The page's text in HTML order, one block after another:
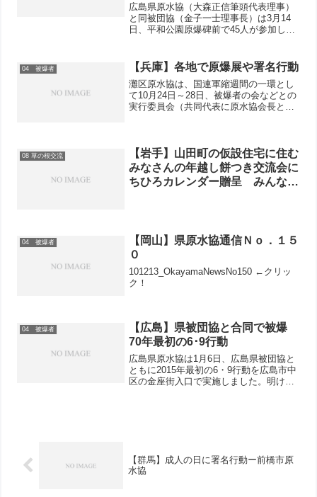
広島県原水協（大森正信筆頭代表理事）
と同被団協（金子一士理事長）は3月14
日、平和公園原爆碑前で45人が参加し
座り込みをしました。大森筆頭代表理事
は、「核抑止力」論...
04 被爆者 【兵庫】各地で原爆展や署名行動
灘区原水協は、国連軍縮週間の一環とし
て10月24日～28日、被爆者の会などとの
実行委員会（共同代表に原水協会長と神
案内を行いました。...
08 草の根交流
【岩手】山田町の仮設住宅に住む
みなさんの年越し餅つき交流会に
ちひろカレンダー贈呈 みんな笑
04 被爆者
【岡山】県原水協通信Ｎｏ．１５
０
101213_OkayamaNewsNo150 ←クリッ
ク！
04 被爆者
【広島】県被団協と合同で被爆
70年最初の6･9行動
広島県原水協は1月6日、広島県被団協と
ともに2015年最初の6・9行動を広島市中
区の金座街入口で実施しました。明け方
【群馬】成人の日に署名行動ー前橋市原
水協